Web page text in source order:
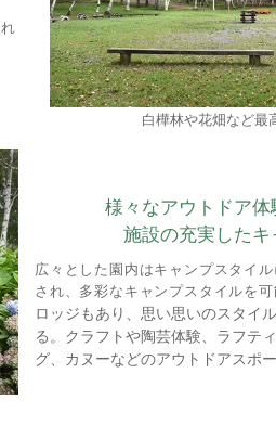
白樺林や花畑など最
様々なアウトドア体
施設の充実したキ
広々とした園内はキャンプスタイ
され、多彩なキャンプスタイルを
ロッジもあり、思い思いのスタイ
る。クラフトや陶芸体験、ラフテ
グ、カヌーなどのアウトドアスポ